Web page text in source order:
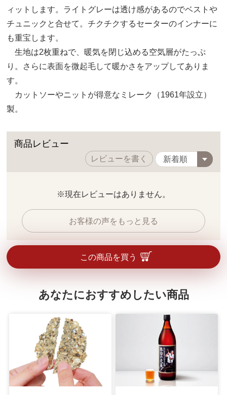
ィットします。ライトグレーは透け感があるのでベストや
チュニックと合せて。チクチクするセーターのインナーに
も重宝します。
生地は2枚重ねで、暖気を閉じ込める空気層がたっぷ
り。さらに表面を微起毛して暖かさをアップしてありま
す。
カットソーやニットが得意なミレーク（1961年設立）
製。
商品レビュー
レビューを書く
※現在レビューはありません。
お客様の声をもっと見る
この商品を買う
あなたにおすすめしたい商品